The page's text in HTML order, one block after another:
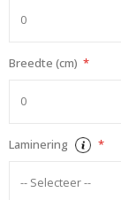
Breedte (cm)
Laminering